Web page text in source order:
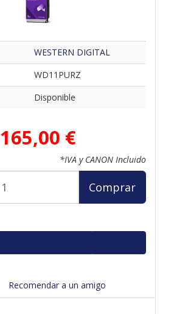
WESTERN DIGITAL
WD11PURZ
Disponible
165,00 €
*IVA y CANON Incluido
Comprar
Recomendar a un amigo